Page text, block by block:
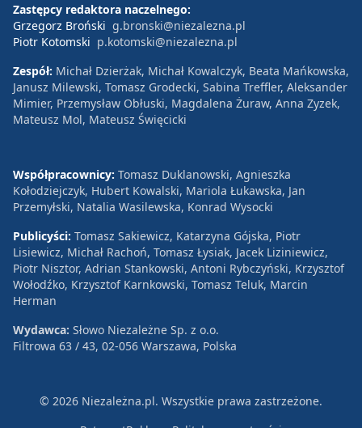
Zastępcy redaktora naczelnego:
Grzegorz Broński g.bronski@niezalezna.pl
Piotr Kotomski p.kotomski@niezalezna.pl
Zespół: Michał Dzierżak, Michał Kowalczyk, Beata Mańkowska,
Janusz Milewski, Tomasz Grodecki, Sabina Treffler, Aleksander
Mimier, Przemysław Obłuski, Magdalena Żuraw, Anna Zyzek,
Mateusz Mol, Mateusz Święcicki
Współpracownicy: Tomasz Duklanowski, Agnieszka
Kołodziejczyk, Hubert Kowalski, Mariola Łukawska, Jan
Przemyłski, Natalia Wasilewska, Konrad Wysocki
Publicyści: Tomasz Sakiewicz, Katarzyna Gójska, Piotr
Lisiewicz, Michał Rachoń, Tomasz Łysiak, Jacek Liziniewicz,
Piotr Nisztor, Adrian Stankowski, Antoni Rybczyński, Krzysztof
Wołodźko, Krzysztof Karnkowski, Tomasz Teluk, Marcin
Herman
Wydawca: Słowo Niezależne Sp. z o.o.
Filtrowa 63 / 43, 02-056 Warszawa, Polska
© 2026 Niezależna.pl. Wszystkie prawa zastrzeżone.